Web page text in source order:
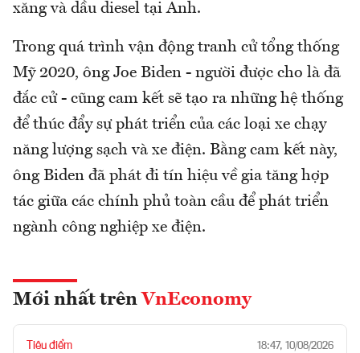
xăng và dầu diesel tại Anh.
Trong quá trình vận động tranh cử tổng thống
Mỹ 2020, ông Joe Biden - người được cho là đã
đắc cử - cũng cam kết sẽ tạo ra những hệ thống
để thúc đẩy sự phát triển của các loại xe chạy
năng lượng sạch và xe điện. Bằng cam kết này,
ông Biden đã phát đi tín hiệu về gia tăng hợp
tác giữa các chính phủ toàn cầu để phát triển
ngành công nghiệp xe điện.
Mới nhất trên VnEconomy
Tiêu điểm 18:47, 10/08/2026